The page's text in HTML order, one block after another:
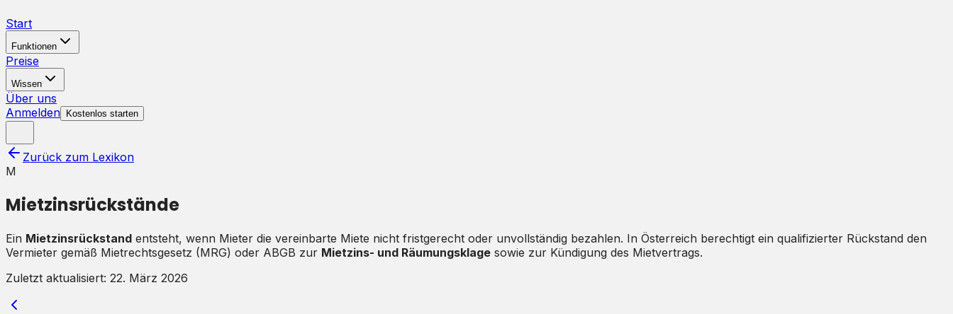
Start
Funktionen
Preise
Wissen
Über uns
Anmelden
Kostenlos starten
Zurück zum Lexikon
M
Mietzinsrückstände
Ein Mietzinsrückstand entsteht, wenn Mieter die vereinbarte Miete nicht fristgerecht oder unvollständig bezahlen. In Österreich berechtigt ein qualifizierter Rückstand den
Vermieter gemäß Mietrechtsgesetz (MRG) oder ABGB zur Mietzins- und Räumungsklage sowie zur Kündigung des Mietvertrags.
Zuletzt aktualisiert: 22. März 2026